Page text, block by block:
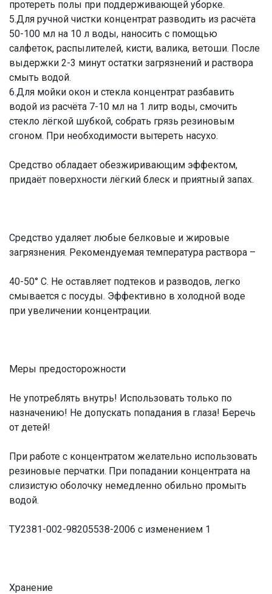
протереть полы при поддерживающей уборке.
5.Для ручной чистки концентрат разводить из расчёта
50-100 мл на 10 л воды, наносить с помощью
салфеток, распылителей, кисти, валика, ветоши. После
выдержки 2-3 минут остатки загрязнений и раствора
смыть водой.
6.Для мойки окон и стекла концентрат разбавить
водой из расчёта 7-10 мл на 1 литр воды, смочить
стекло лёгкой шубкой, собрать грязь резиновым
сгоном. При необходимости вытереть насухо.
Средство обладает обезжиривающим эффектом,
придаёт поверхности лёгкий блеск и приятный запах.
Средство удаляет любые белковые и жировые
загрязнения. Рекомендуемая температура раствора –
40-50° С. Не оставляет подтеков и разводов, легко
смывается с посуды. Эффективно в холодной воде
при увеличении концентрации.
Меры предосторожности
Не употреблять внутрь! Использовать только по
назначению! Не допускать попадания в глаза! Беречь
от детей!
При работе с концентратом желательно использовать
резиновые перчатки. При попадании концентрата на
слизистую оболочку немедленно обильно промыть
водой.
ТУ2381-002-98205538-2006 с изменением 1
Хранение